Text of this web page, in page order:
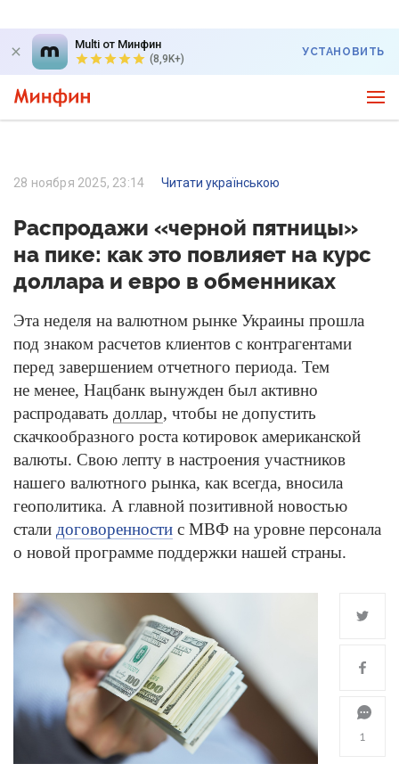
Multi от Минфин
(8,9K+)
УСТАНОВИТЬ
28 ноября 2025, 23:14 Читати українською
Распродажи «черной пятницы»
на пике: как это повлияет на курс
доллара и евро в обменниках
Эта неделя на валютном рынке Украины прошла
под знаком расчетов клиентов с контрагентами
перед завершением отчетного периода. Тем
не менее, Нацбанк вынужден был активно
распродавать доллар, чтобы не допустить
скачкообразного роста котировок американской
валюты. Свою лепту в настроения участников
нашего валютного рынка, как всегда, вносила
геополитика. А главной позитивной новостью
стали договоренности с МВФ на уровне персонала
о новой программе поддержки нашей страны.
1